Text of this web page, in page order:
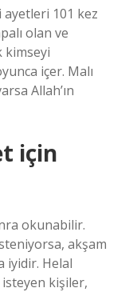
ayetleri 101 kez
olan ve
kimseyi
içer. Malı
Allah’ın
için
okunabilir.
akşam
iyidir. Helal
kişiler,